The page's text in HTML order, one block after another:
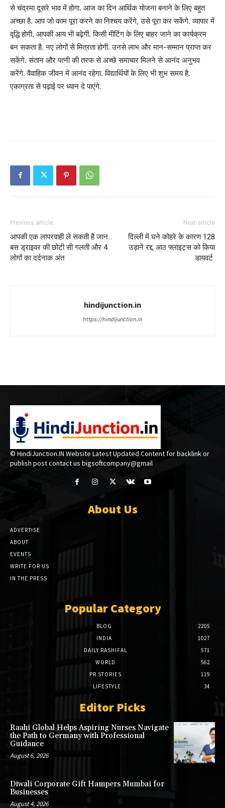
से चंद्रमा दूसरे भाव में होगा. आज का दिन आर्थिक योजना बनाने के लिए बहुत
अच्छा है. आप जो काम पूरा करने का निश्चय करेंगे, उसे पूरा कर सकेंगे. व्यापार में
वृद्धि होगी. आपकी आय भी बढ़ेगी. किसी मीटिंग के लिए बाहर जाने का कार्यक्रम
बन सकता है. नए लोगों से मित्रता होगी. उनसे लाभ और मान-सम्मान प्राप्त कर
सकेंगे. संतान और पत्नी की तरफ से अच्छे समाचार मिलने से आनंद अनुभव
करेंगे. वैवाहिक जीवन में आनंद रहेगा. विद्यार्थियों के लिए भी शुभ समय है.
एकाग्रता से पढ़ाई पर ध्यान दे पाएंगे.
Previous article
आपकी एक लापरवाही ले सकती है जान…
बस ड्राइवर की छोटी सी गलती और 4
लोगों का दर्दनाक अंत
Next article
दिल्ली में घने कोहरे के कारण 128
उड़ानें रद्द, आठ फ्लाइट्स को किया
डायवर्ट
hindijunction.in
https://hindijunction.in
© HindiJunction.IN Website Latest Updated Content for backlink or
publish post contact us bigsoftcompany@gmail
About Us
ADVERTISE
ABOUT
EVENTS
WRITE FOR US
IN THE PRESS
Popular Category
BLOG
2205
INDIA
1027
DAILY RASHIFAL
571
WORLD
562
PR STORIES
119
LIFESTYLE
34
Editor Picks
Raahi Global Helps Aspiring Nurses Navigate
the Path to Germany with Professional
Guidance
August 6, 2026
Diwali Corporate Gift Hampers Mumbai for
Businesses
August 4, 2026